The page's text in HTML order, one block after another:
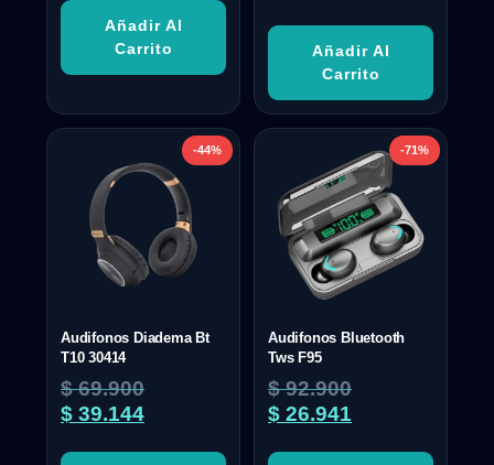
Añadir Al
Carrito
Añadir Al
Carrito
-44%
Audifonos Diadema Bt
T10 30414
$69.900
$ 39.144
-71%
Audifonos Bluetooth
Tws F95
$92.900
$ 26.941